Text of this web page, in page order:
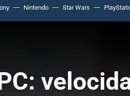
Nintendo Star Wars